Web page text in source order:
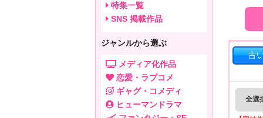
古
全選
特集一覧
SNS 掲載作品
ジャンルから選ぶ
メディア化作品
恋愛・ラブコメ
ギャグ・コメディ
ヒューマンドラマ